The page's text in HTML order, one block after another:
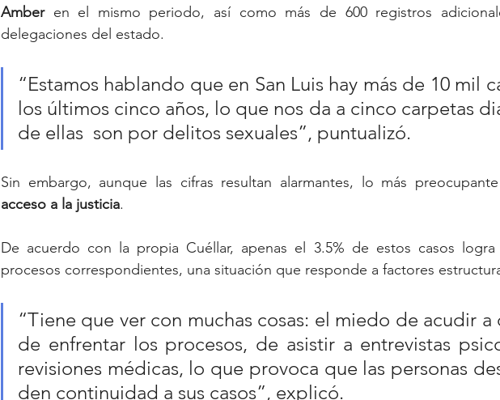
Amber en el mismo periodo, así como más de 600 registros
delegaciones del estado.
“Estamos hablando que en San Luis hay más de 10 mil
los últimos cinco años, lo que nos da a cinco carpetas
de ellas  son por delitos sexuales”, puntualizó.
Sin embargo, aunque las cifras resultan alarmantes, lo más
acceso a la justicia.
De acuerdo con la propia Cuéllar, apenas el 3.5% de estos casos logra
procesos correspondientes, una situación que responde a factores
“Tiene que ver con muchas cosas: el miedo de acudir a
de enfrentar los procesos, de asistir a entrevistas
revisiones médicas, lo que provoca que las personas
den continuidad a sus casos”, explicó.